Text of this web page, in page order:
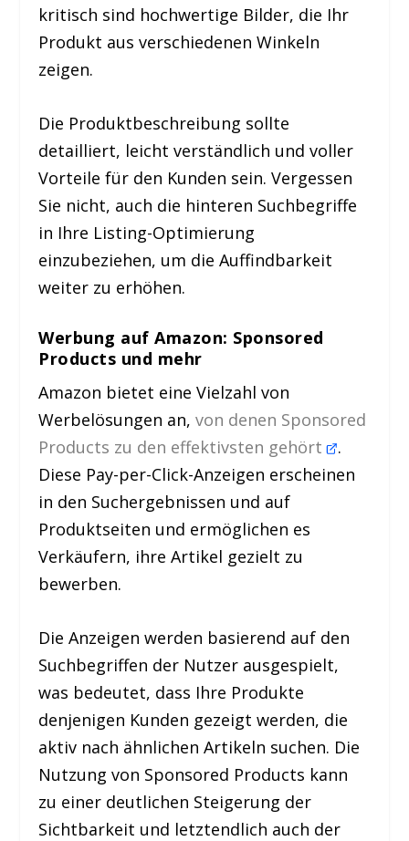
kritisch sind hochwertige Bilder, die Ihr
Produkt aus verschiedenen Winkeln
zeigen.
Die Produktbeschreibung sollte
detailliert, leicht verständlich und voller
Vorteile für den Kunden sein. Vergessen
Sie nicht, auch die hinteren Suchbegriffe
in Ihre Listing-Optimierung
einzubeziehen, um die Auffindbarkeit
weiter zu erhöhen.
Werbung auf Amazon: Sponsored
Products und mehr
Amazon bietet eine Vielzahl von
Werbelösungen an,von denen Sponsored
Products zu den effektivsten gehört .
Diese Pay-per-Click-Anzeigen erscheinen
in den Suchergebnissen und auf
Produktseiten und ermöglichen es
Verkäufern, ihre Artikel gezielt zu
bewerben.
Die Anzeigen werden basierend auf den
Suchbegriffen der Nutzer ausgespielt,
was bedeutet, dass Ihre Produkte
denjenigen Kunden gezeigt werden, die
aktiv nach ähnlichen Artikeln suchen. Die
Nutzung von Sponsored Products kann
zu einer deutlichen Steigerung der
Sichtbarkeit und letztendlich auch der